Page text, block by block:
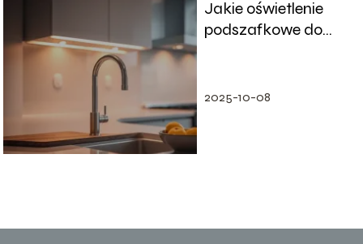
Jakie oświetlenie
podszafkowe do
2025-10-08